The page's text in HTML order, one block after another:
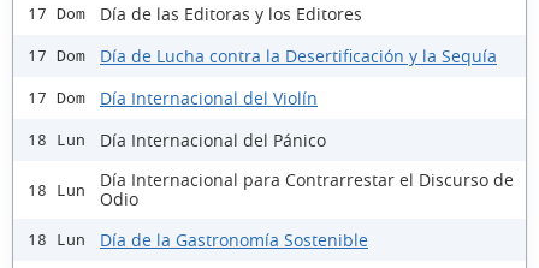
17 Dom Día de las Editoras y los Editores
17 Dom Día de Lucha contra la Desertificación y la Sequía
17 Dom Día Internacional del Violín
18 Lun Día Internacional del Pánico
18 Lun
Día Internacional para Contrarrestar el Discurso de
Odio
18 Lun Día de la Gastronomía Sostenible